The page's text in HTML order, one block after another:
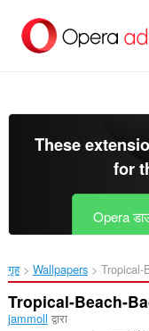
सामग्री
These
for
Opera
गृह Wallpapers Tropical-
Tropical-Beach-
jammoll द्वारा